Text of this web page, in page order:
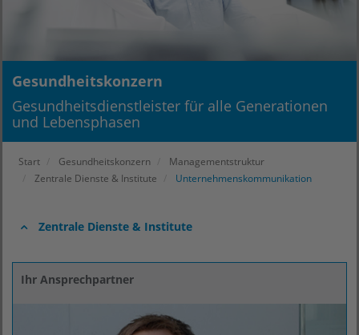
Gesundheitskonzern
Gesundheitsdienstleister für alle Generationen
und Lebensphasen
Start Gesundheitskonzern
Managementstruktur
Zentrale Dienste & Institute
Unternehmenskommunikation
Zentrale Dienste & Institute
Ihr Ansprechpartner